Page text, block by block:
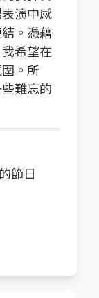
演中感
。憑藉
希望在
。所
難忘的
節日